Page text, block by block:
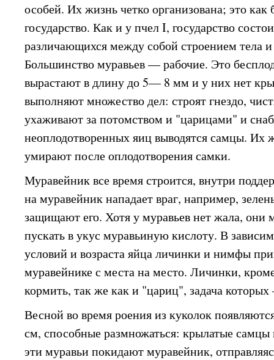
особей. Их жизнь четко организована; это
государство. Как и у пчел I, государство
различающихся между собой строением тела
Большинство муравьев — рабочие. Это
вырастают в длину до 5— 8 мм и у них нет
выполняют множество дел: строят гнездо,
ухаживают за потомством и "царицами" и
неоплодотворенных яиц выводятся самцы. Их
умирают после оплодотворения самки.
Муравейник все время строится, внутри
на муравейник нападает враг, например,
защищают его. Хотя у муравьев нет жала, они
пускать в укус муравьиную кислоту. В
условий и возраста яйца личинки и нимфы
муравейнике с места на место. Личинки,
кормить, так же как и "цариц", задача
Весной во время роения из куколок
см, способные размножаться: крылатые
эти муравьи покидают муравейник,